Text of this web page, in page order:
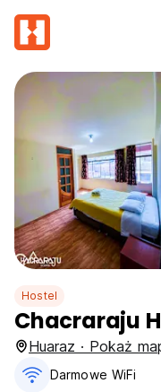
Hostel
Chacraraju
Huaraz · Pokaż
Darmowe WiFi